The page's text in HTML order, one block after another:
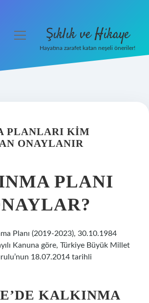
menüyü
Şıklık ve Hikaye
Hayatına zarafet katan neşeli öneriler!
PLANLARI KIM
ONAYLANIR
PLANI
Planı (2019-2023), 30.10.1984
Kanuna göre, Türkiye Büyük Millet
18.07.2014 tarihli
KALKINMA